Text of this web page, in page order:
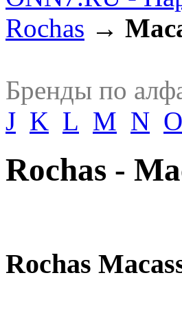
Rochas →
Бренды по
J K L M N O
Rochas -
Rochas